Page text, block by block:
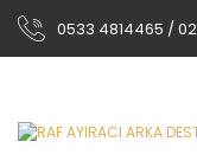
0533 4814465 /